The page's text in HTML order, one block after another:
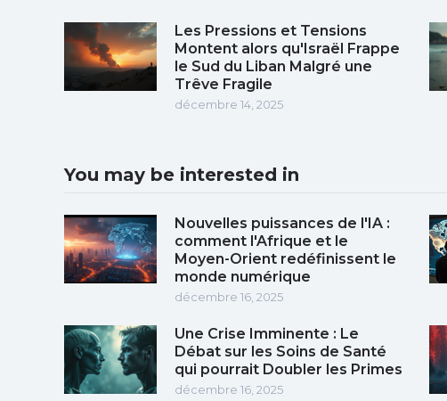
Les Pressions et Tensions
Montent alors qu'Israël Frappe
le Sud du Liban Malgré une
Trêve Fragile
décembre 14, 2025
You may be interested in
Nouvelles puissances de l'IA :
comment l'Afrique et le
Moyen-Orient redéfinissent le
monde numérique
décembre 16, 2025
Une Crise Imminente : Le
Débat sur les Soins de Santé
qui pourrait Doubler les Primes
décembre 16, 2025